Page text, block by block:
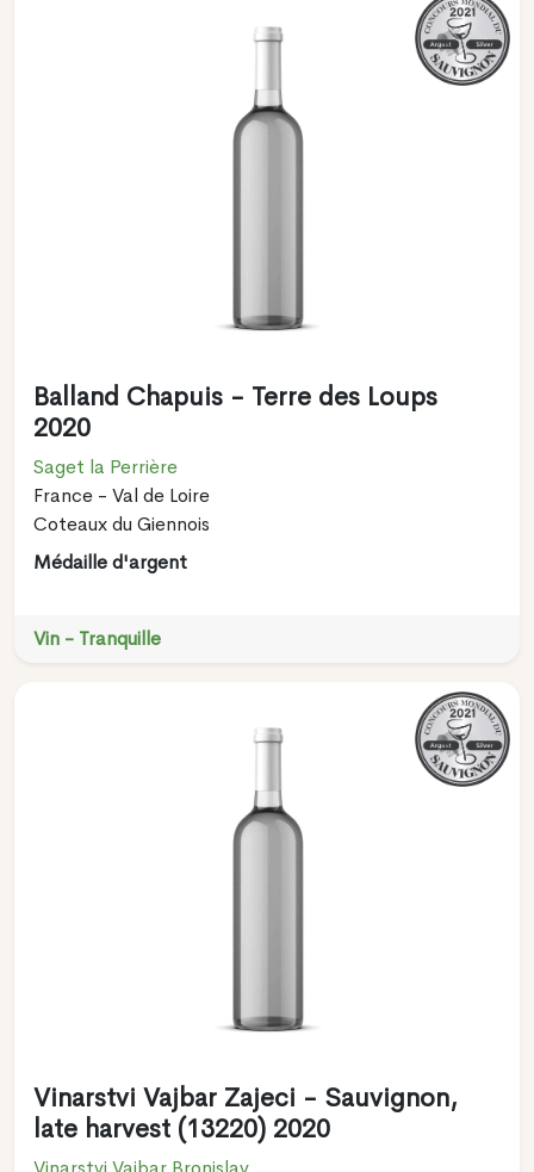
Balland Chapuis - Terre des Loups
2020
Saget la Perrière
France - Val de Loire
Coteaux du Giennois
Médaille d'argent
Vin - Tranquille
Vinarstvi Vajbar Zajeci - Sauvignon,
late harvest (13220) 2020